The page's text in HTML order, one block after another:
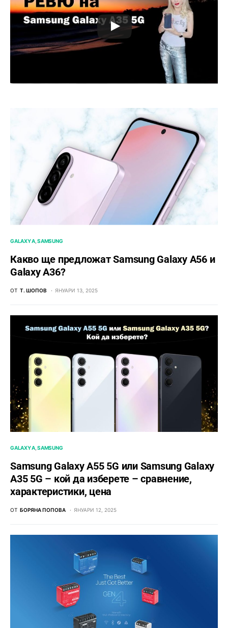
GALAXY A SAMSUNG
Какво ще предложат Samsung Galaxy A56 и
Galaxy A36?
ОТ Т. ШОПОВ ЯНУАРИ 13, 2025
GALAXY A SAMSUNG
Samsung Galaxy A55 5G или Samsung Galaxy
A35 5G – кой да изберете – сравнение,
характеристики, цена
ОТ БОРЯНА ПОПОВА ЯНУАРИ 12, 2025